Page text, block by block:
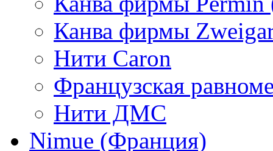
Канва фирмы
Нити Caron
Французская
Нити ДМС
Nimue (Франция)